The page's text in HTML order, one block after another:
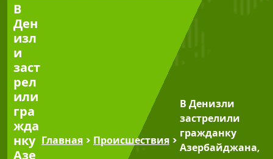
В
Ден
изл
и
заст
рел
или
гра
жда
нку
Азе
Главная > Происшествия >
В Денизли
застрелили
гражданку
Азербайджана,